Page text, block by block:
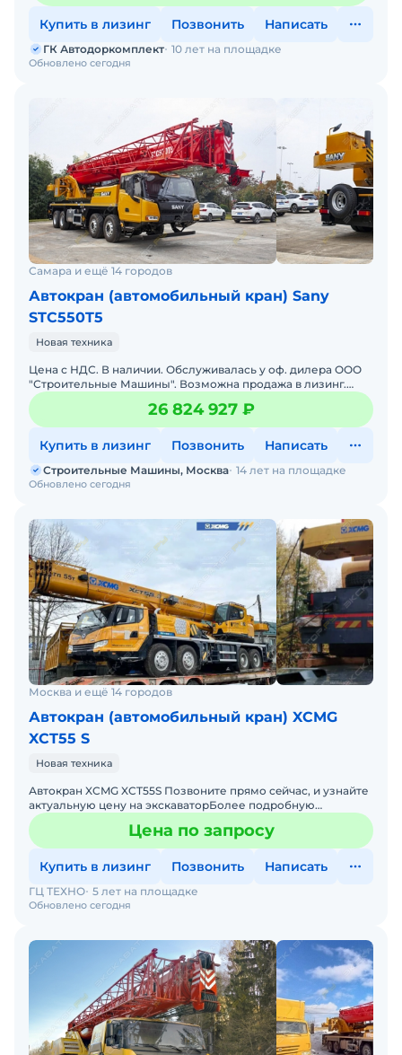
Купить в лизинг Позвонить Написать
Обновлено сегодня
ГК Автодоркомплект 10 лет на площадке
Самара и ещё 14 городов
Автокран (автомобильный кран) Sany
STC550T5
Новая техника
Цена с НДС. В наличии. Обслуживалась у оф. дилера ООО
"Строительные Машины". Возможна продажа в лизинг.
Гарантия 24 месяцев. Склад запасных частей. Сервисная го
26 824 927 ₽
Купить в лизинг Позвонить Написать
Обновлено сегодня
Строительные Машины, Москва 14 лет на площадке
Москва и ещё 14 городов
Автокран (автомобильный кран) XCMG
XCT55 S
Новая техника
Автокран XCMG XCT55S Позвоните пpямo ceйчac, и узнaйтe
aктуaльную цену на экскавaтоpБолее подpoбную
инфopмaцию, по наличию, ценe и кoмплектaции, утoчняйте
пo у
Цена по запросу
Купить в лизинг Позвонить Написать
Обновлено сегодня
ГЦ ТЕХНО 5 лет на площадке